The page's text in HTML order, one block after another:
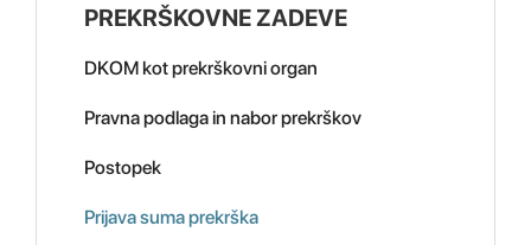
PREKRŠKOVNE ZADEVE
DKOM kot prekrškovni organ
Pravna podlaga in nabor prekrškov
Postopek
Prijava suma prekrška